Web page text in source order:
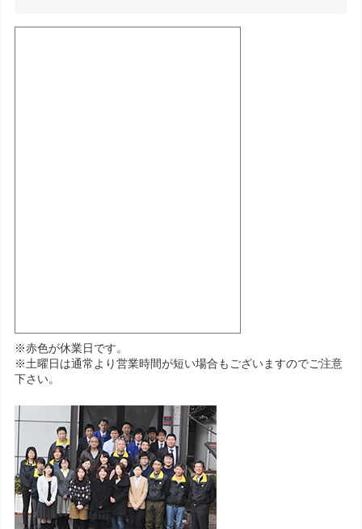
※赤色が休業日です。
※土曜日は通常より営業時間が短い場合もございますのでご注意
下さい。